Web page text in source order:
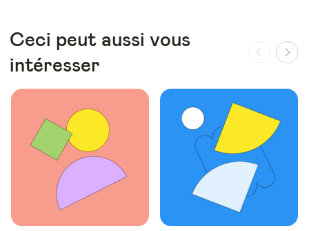
Ceci peut aussi vous
intéresser